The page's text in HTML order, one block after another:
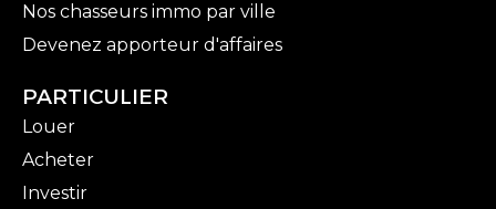
Nos chasseurs immo par ville
Devenez apporteur d'affaires
PARTICULIER
Louer
Acheter
Investir